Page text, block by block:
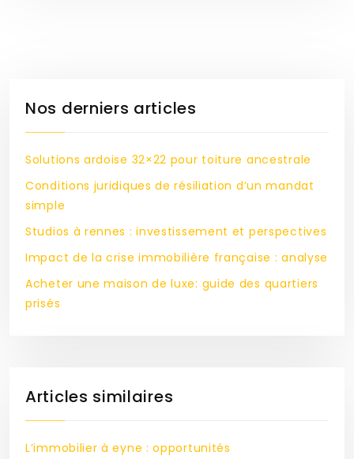
Nos derniers articles
Solutions ardoise 32×22 pour toiture ancestrale
Conditions juridiques de résiliation d’un mandat
simple
Studios à rennes : investissement et perspectives
Impact de la crise immobilière française : analyse
Acheter une maison de luxe: guide des quartiers
prisés
Articles similaires
L’immobilier à eyne : opportunités